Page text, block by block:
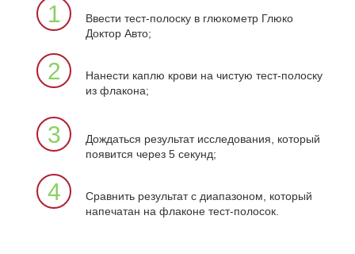
1
Ввести тест-полоску в глюкометр Глюко
Доктор Авто;
2
Нанести каплю крови на чистую тест-полоску
из флакона;
3
Дождаться результат исследования, который
появится через 5 секунд;
4
Сравнить результат с диапазоном, который
напечатан на флаконе тест-полосок.